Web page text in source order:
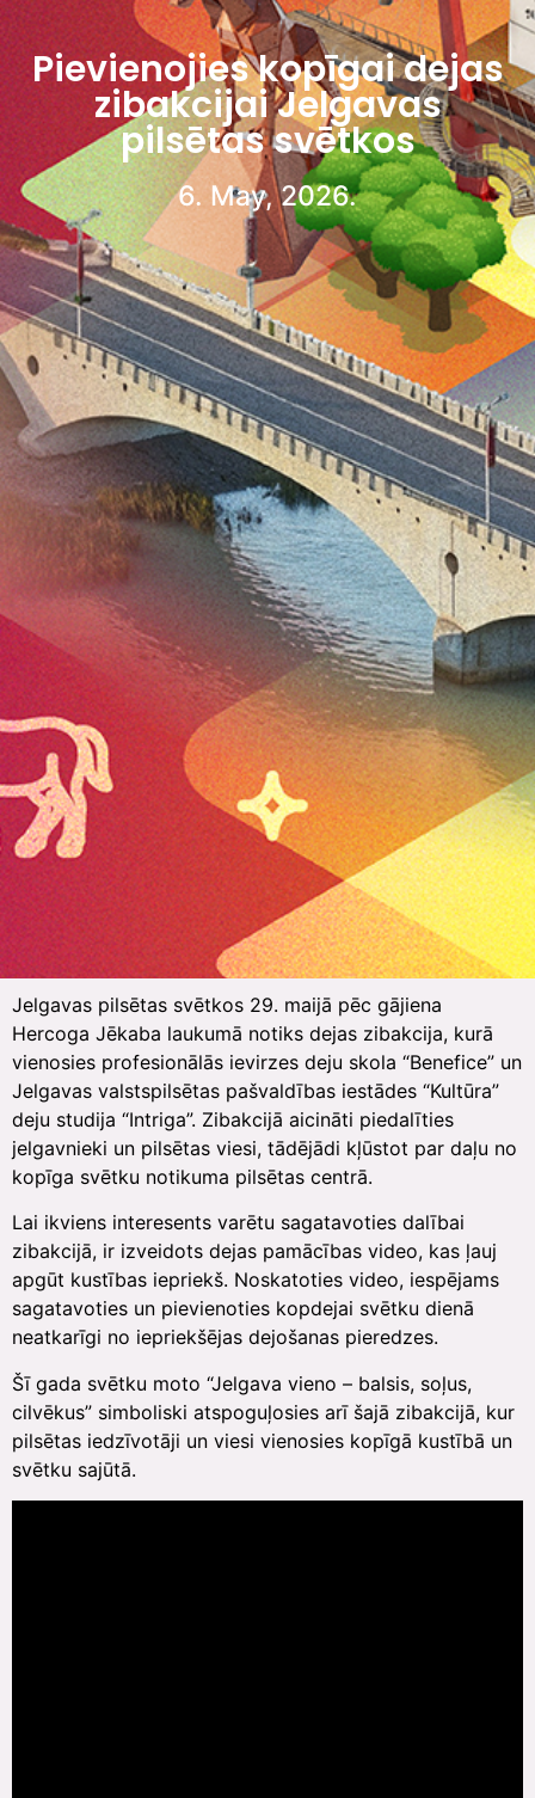
Pievienojies kopīgai dejas
zibakcijai Jelgavas
pilsētas svētkos
6. May, 2026.
Jelgavas pilsētas svētkos 29. maijā pēc gājiena
Hercoga Jēkaba laukumā notiks dejas zibakcija, kurā
vienosies profesionālās ievirzes deju skola “Benefice” un
Jelgavas valstspilsētas pašvaldības iestādes “Kultūra”
deju studija “Intriga”. Zibakcijā aicināti piedalīties
jelgavnieki un pilsētas viesi, tādējādi kļūstot par daļu no
kopīga svētku notikuma pilsētas centrā.
Lai ikviens interesents varētu sagatavoties dalībai
zibakcijā, ir izveidots dejas pamācības video, kas ļauj
apgūt kustības iepriekš. Noskatoties video, iespējams
sagatavoties un pievienoties kopdejai svētku dienā
neatkarīgi no iepriekšējas dejošanas pieredzes.
Šī gada svētku moto “Jelgava vieno – balsis, soļus,
cilvēkus” simboliski atspoguļosies arī šajā zibakcijā, kur
pilsētas iedzīvotāji un viesi vienosies kopīgā kustībā un
svētku sajūtā.